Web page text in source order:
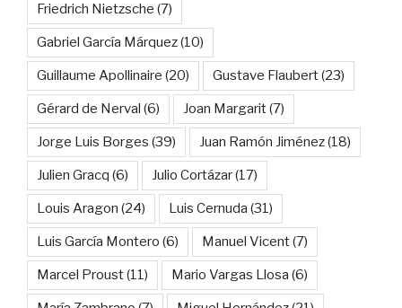
Friedrich Nietzsche (7)
Gabriel García Márquez(10)
Guillaume Apollinaire (20) Gustave Flaubert(23)
Gérard de Nerval (6) Joan Margarit(7)
Jorge Luis Borges (39) Juan Ramón Jiménez(18)
Julien Gracq (6) Julio Cortázar(17)
Louis Aragon (24) Luis Cernuda (31)
Luis García Montero (6) Manuel Vicent(7)
Marcel Proust(11) Mario Vargas Llosa (6)